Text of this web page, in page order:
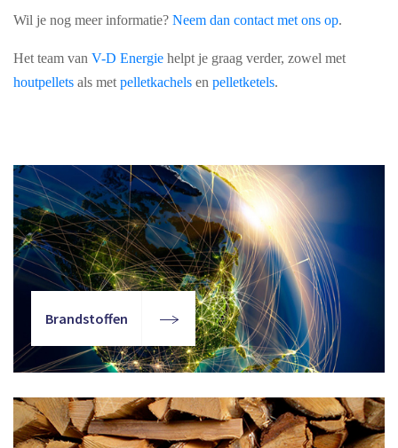
Wil je nog meer informatie? Neem dan contact met ons op.
Het team van V-D Energie helpt je graag verder, zowel met
houtpellets als met pelletkachels en pelletketels.
Brandstoffen